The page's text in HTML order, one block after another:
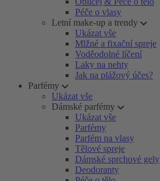
Péče o vlasy
Letní make-up a trendy
Ukázat vše
Mlžné a fixační spreje
Voděodolné líčení
Laky na nehty
Jak na plážový účes?
Parfémy
Ukázat vše
Dámské parfémy
Ukázat vše
Parfémy
Parfém na vlasy
Tělové spreje
Dámské sprchové gely
Deodoranty